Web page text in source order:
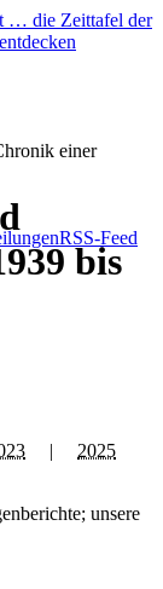
… die Zeittafel der
einer
RSS-Feed
| 2025
unsere
bis